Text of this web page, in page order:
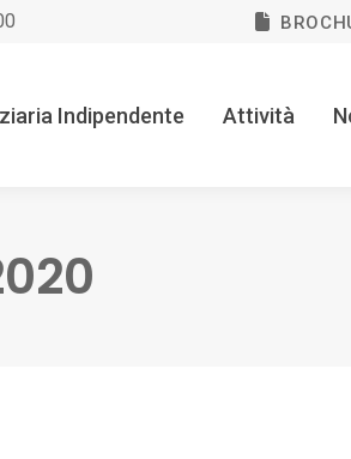
Indipendente Attività